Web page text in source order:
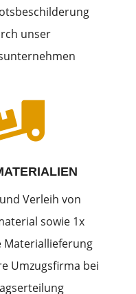
unser
Verleih von
sowie 1x
Materiallieferung
Umzugsfirma bei